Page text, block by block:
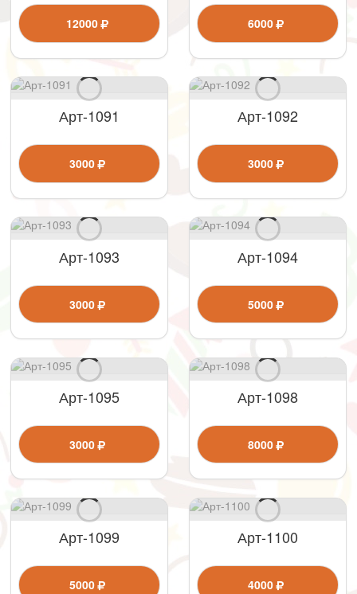
12000 6000
Арт-1091
3000
Арт-1092
3000
Арт-1093
3000
Арт-1094
5000
Арт-1095
3000
Арт-1098
8000
Арт-1099
5000
Арт-1100
4000